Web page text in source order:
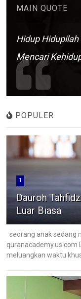
MAIN QUOTE
Hidup
Mencari
POPULER
1
Dauroh
Luar Biasa
seorang anak sedang
quranacademy.us.com
meluangkan waktu